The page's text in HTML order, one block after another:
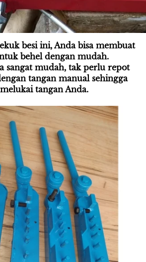
besi ini, Anda bisa membuat
behel dengan mudah.
sangat mudah, tak perlu repot
tangan manual sehingga
tangan Anda.